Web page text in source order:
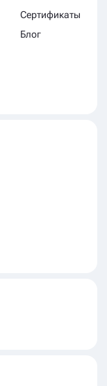
Сертификаты
Блог